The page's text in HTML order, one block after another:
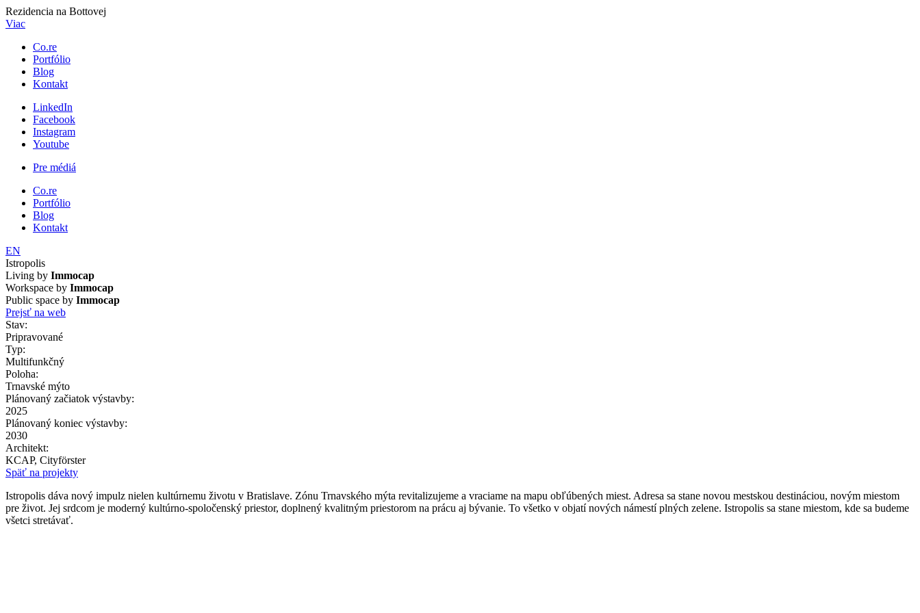
Rezidencia na Bottovej
Viac
Co.re
Portfólio
Blog
Kontakt
LinkedIn
Facebook
Instagram
Youtube
Pre médiá
Co.re
Portfólio
Blog
Kontakt
EN
Istropolis
Living by Immocap
Workspace by Immocap
Public space by Immocap
Prejsť na web
Stav:
Pripravované
Typ:
Multifunkčný
Poloha:
Trnavské mýto
Plánovaný začiatok výstavby:
2025
Plánovaný koniec výstavby:
2030
Architekt:
KCAP, Cityförster
Späť na projekty
Istropolis dáva nový impulz nielen kultúrnemu životu v Bratislave. Zónu Trnavského mýta revitalizujeme a vraciame na mapu obľúbených miest. Adresa sa stane novou mestskou destináciou, novým miestom
pre život. Jej srdcom je moderný kultúrno-spoločenský priestor, doplnený kvalitným priestorom na prácu aj bývanie. To všetko v objatí nových námestí plných zelene. Istropolis sa stane miestom, kde sa budeme
všetci stretávať.